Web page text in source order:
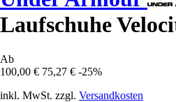
Laufschuhe
Ab
100,00 € 75,27 € -25%
inkl. MwSt. zzgl. Versandkosten